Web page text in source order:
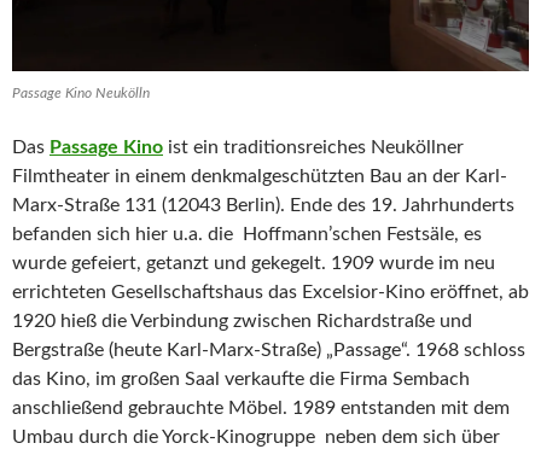
Passage Kino Neukölln
Das Passage Kino ist ein traditionsreiches Neuköllner
Filmtheater in einem denkmalgeschützten Bau an der Karl-
Marx-Straße 131 (12043 Berlin). Ende des 19. Jahrhunderts
befanden sich hier u.a. die Hoffmann’schen Festsäle, es
wurde gefeiert, getanzt und gekegelt. 1909 wurde im neu
errichteten Gesellschaftshaus das Excelsior-Kino eröffnet, ab
1920 hieß die Verbindung zwischen Richardstraße und
Bergstraße (heute Karl-Marx-Straße) „Passage“. 1968 schloss
das Kino, im großen Saal verkaufte die Firma Sembach
anschließend gebrauchte Möbel. 1989 entstanden mit dem
Umbau durch die Yorck-Kinogruppe neben dem sich über